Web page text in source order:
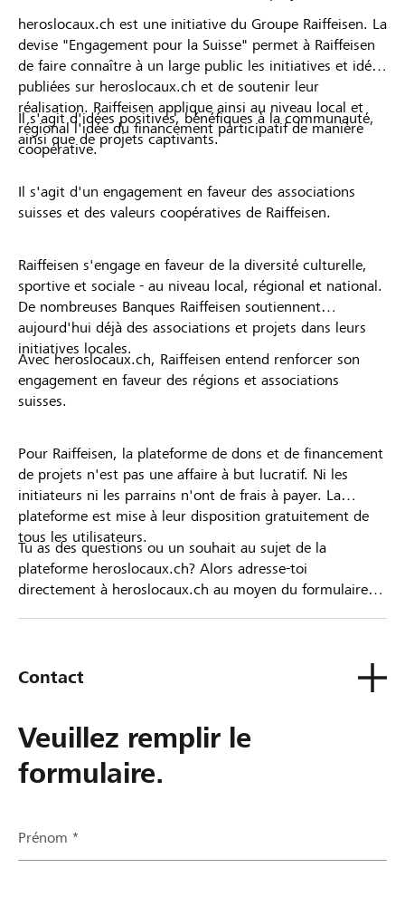
heroslocaux.ch est une initiative du Groupe Raiffeisen. La
devise "Engagement pour la Suisse" permet à Raiffeisen
de faire connaître à un large public les initiatives et idées
publiées sur heroslocaux.ch et de soutenir leur
réalisation. Raiffeisen applique ainsi au niveau local et
régional l'idée du financement participatif de manière
coopérative.
Il s'agit d'idées positives, bénéfiques à la communauté,
ainsi que de projets captivants.
Il s'agit d'un engagement en faveur des associations
suisses et des valeurs coopératives de Raiffeisen.
Raiffeisen s'engage en faveur de la diversité culturelle,
sportive et sociale - au niveau local, régional et national.
De nombreuses Banques Raiffeisen soutiennent
aujourd'hui déjà des associations et projets dans leurs
initiatives locales.
Avec heroslocaux.ch, Raiffeisen entend renforcer son
engagement en faveur des régions et associations
suisses.
Pour Raiffeisen, la plateforme de dons et de financement
de projets n'est pas une affaire à but lucratif. Ni les
initiateurs ni les parrains n'ont de frais à payer. La
plateforme est mise à leur disposition gratuitement de
tous les utilisateurs.
Tu as des questions ou un souhait au sujet de la
plateforme heroslocaux.ch? Alors adresse-toi
directement à heroslocaux.ch au moyen du formulaire
Contact
Veuillez remplir le
formulaire.
Prénom *